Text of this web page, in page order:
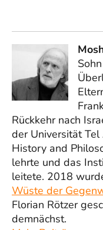
Rückkehr nach
der Universität
History and
lehrte und das
leitete. 2018
Wüste der
Florian Rötzer
demnächst.